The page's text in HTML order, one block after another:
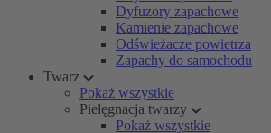
Dyfuzory zapachowe
Kamienie zapachowe
Odświeżacze powietrza
Zapachy do samochodu
Twarz
Pokaż wszystkie
Pielęgnacja twarzy
Pokaż wszystkie